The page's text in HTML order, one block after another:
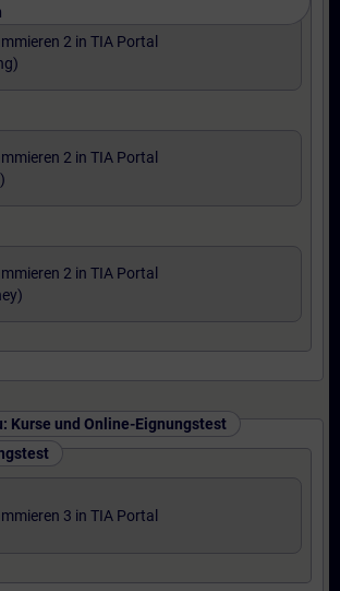
2 in TIA Portal
2 in TIA Portal
2 in TIA Portal
Kurse und Online-Eignungstest
3 in TIA Portal